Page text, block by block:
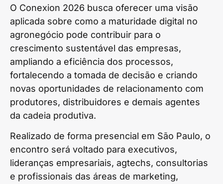
O Conexion 2026 busca oferecer uma visão
aplicada sobre como a maturidade digital no
agronegócio pode contribuir para o
crescimento sustentável das empresas,
ampliando a eficiência dos processos,
fortalecendo a tomada de decisão e criando
novas oportunidades de relacionamento com
produtores, distribuidores e demais agentes
da cadeia produtiva.
Realizado de forma presencial em São Paulo, o
encontro será voltado para executivos,
lideranças empresariais, agtechs, consultorias
e profissionais das áreas de marketing,